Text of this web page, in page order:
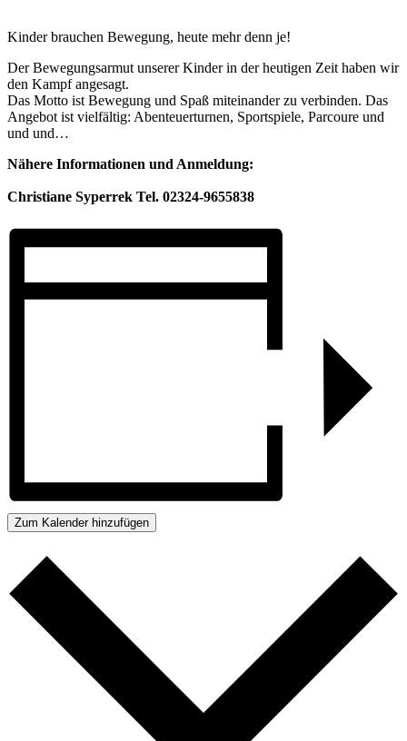
Kinder brauchen Bewegung, heute mehr denn je!
Der Bewegungsarmut unserer Kinder in der heutigen Zeit haben wir
den Kampf angesagt.
Das Motto ist Bewegung und Spaß miteinander zu verbinden. Das
Angebot ist vielfältig: Abenteuerturnen, Sportspiele, Parcoure und
und und…
Nähere Informationen und Anmeldung:
Christiane Syperrek Tel. 02324-9655838
Zum Kalender hinzufügen